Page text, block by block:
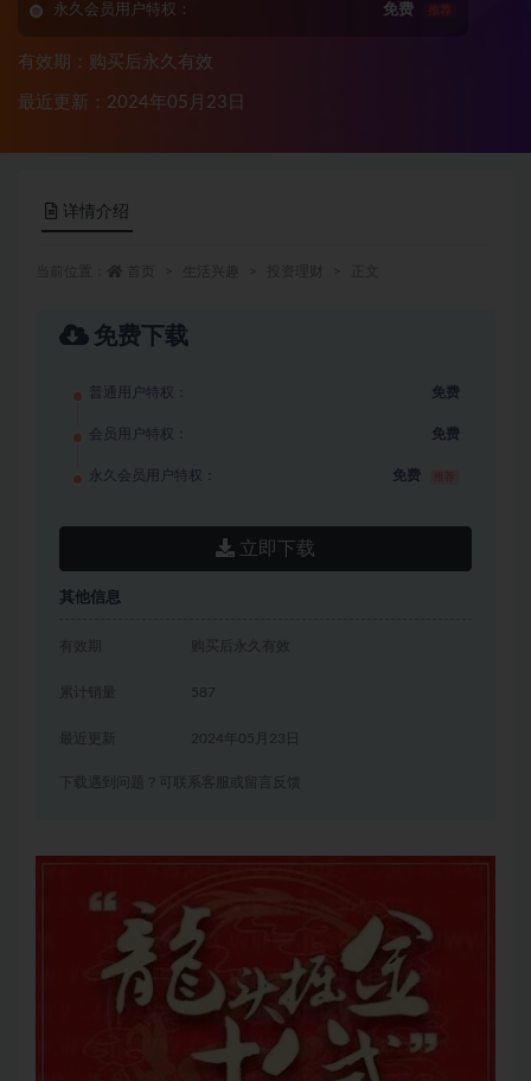
永久会员用户特权： 免费 推荐
有效期：购买后永久有效
最近更新：2024年05月23日
详情介绍
免费下载
普通用户特权： 免费
会员用户特权： 免费
永久会员用户特权： 免费
立即下载
其他信息
有效期 购买后永久有效
累计销量 587
2024年05月23日
下载遇到问题？可联系客服或留言反馈